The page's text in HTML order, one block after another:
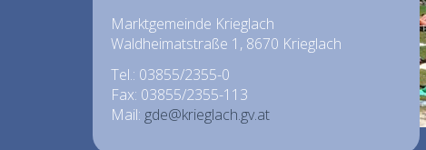
Marktgemeinde Krieglach
Waldheimatstraße 1, 8670 Krieglach
Tel.: 03855/2355-0
Fax: 03855/2355-113
Mail: gde@krieglach.gv.at